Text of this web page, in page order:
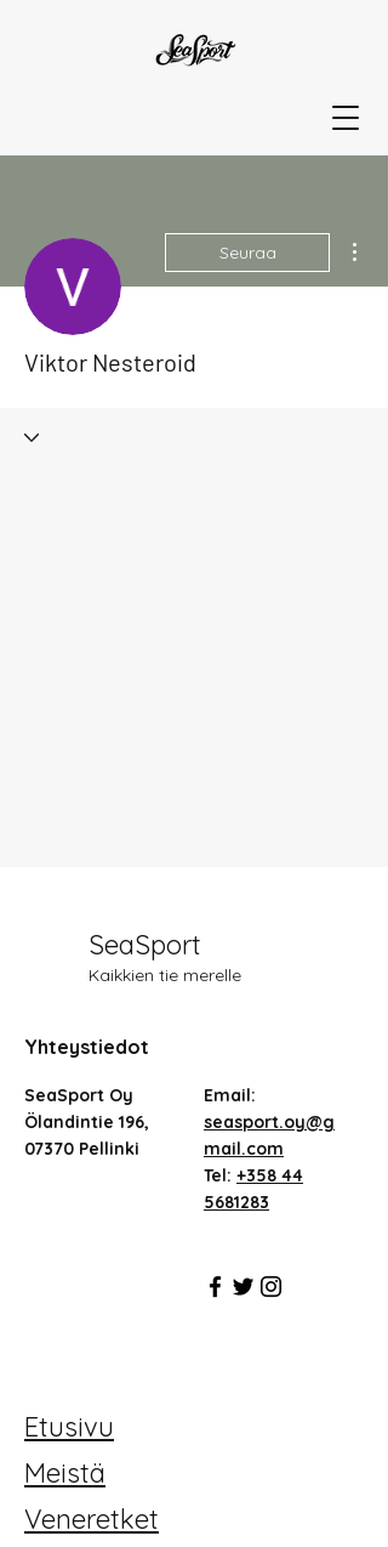
Seuraa
Viktor Nesteroid
SeaSport
Kaikkien tie merelle
Yhteystiedot
SeaSport Oy
Ölandintie 196,
07370 Pellinki
Email:
seasport.oy@g
mail.com
Tel: +358 44
5681283
Etusivu
Meistä
Veneretket